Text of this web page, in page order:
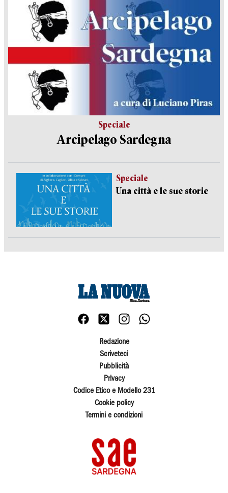
Speciale
Arcipelago Sardegna
Speciale
Una città e le sue storie
Redazione
Scriveteci
Pubblicità
Privacy
Codice Etico e Modello 231
Cookie policy
Termini e condizioni